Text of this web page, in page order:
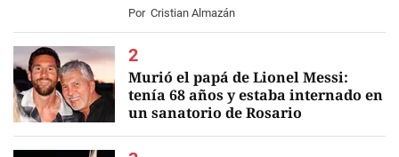
Por Cristian Almazán
EN VIVO
Murió el papá de Lionel Messi:
tenía 68 años y estaba internado en
un sanatorio de Rosario